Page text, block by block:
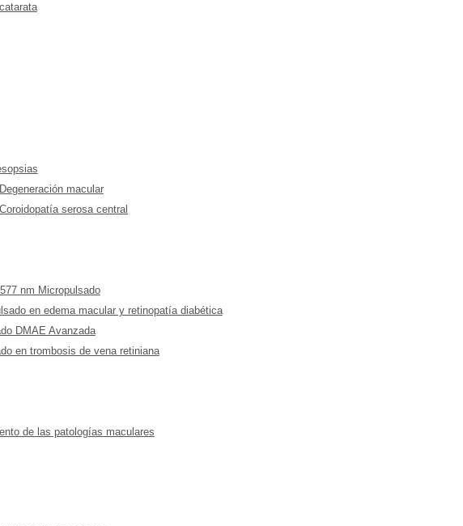
macular
serosa central
nm Micropulsado
en edema macular y retinopatía diabética
DMAE Avanzada
en trombosis de vena retiniana
de las patologías maculares